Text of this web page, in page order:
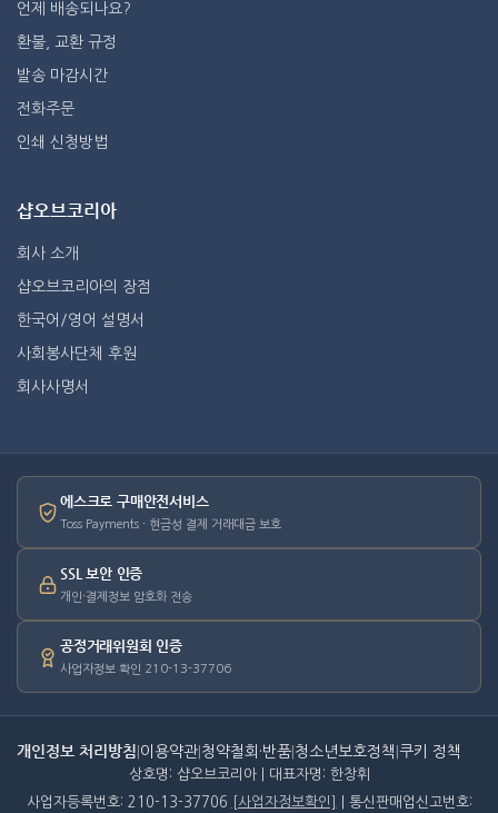
언제 배송되나요?
환불, 교환 규정
발송 마감시간
전화주문
인쇄 신청방법
샵오브코리아
회사 소개
샵오브코리아의 장점
한국어/영어 설명서
사회봉사단체 후원
회사사명서
에스크로 구매안전서비스
Toss Payments · 현금성 결제 거래대금 보호
SSL 보안 인증
개인·결제정보 암호화 전송
공정거래위원회 인증
사업자정보 확인 210-13-37706
개인정보 처리방침 이용약관 청약철회·반품 청소년보호정책 쿠키 정책
상호명: 샵오브코리아 | 대표자명: 한창휘
사업자등록번호: 210-13-37706
[사업자정보확인] | 통신판매업신고번호: